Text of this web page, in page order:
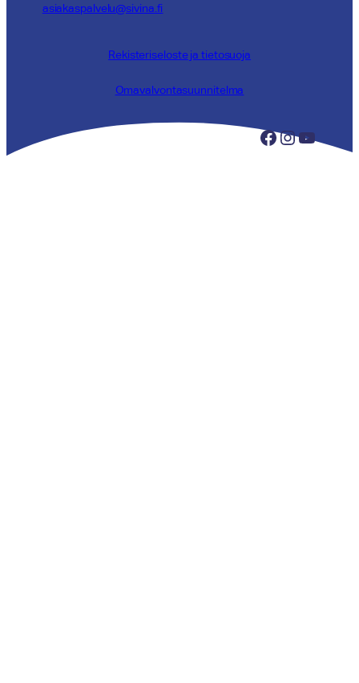
asiakaspalvelu@sivina.fi
Rekisteriseloste ja tietosuoja
Omavalvontasuunnitelma
Facebook InstagramYouTube